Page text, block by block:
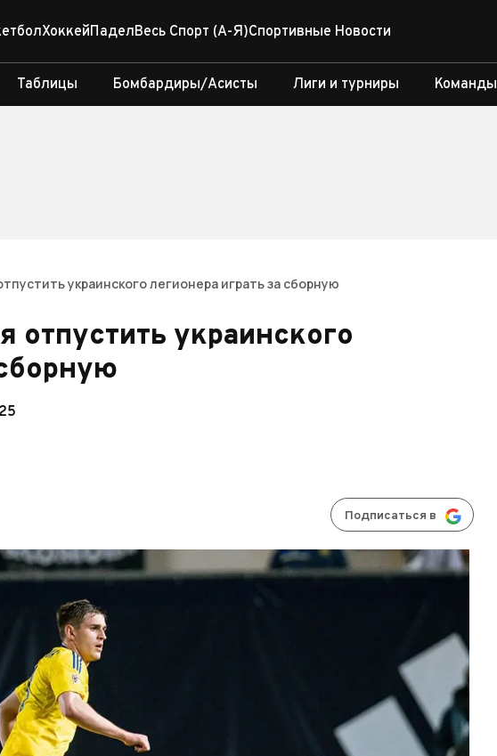
ХоккейПаделВесь Спорт (А-Я)Спортивные Новости
Таблицы Бомбардиры/Асисты Лиги и турниры Команды
украинского легионера играть за сборную
украинского
Подписаться в